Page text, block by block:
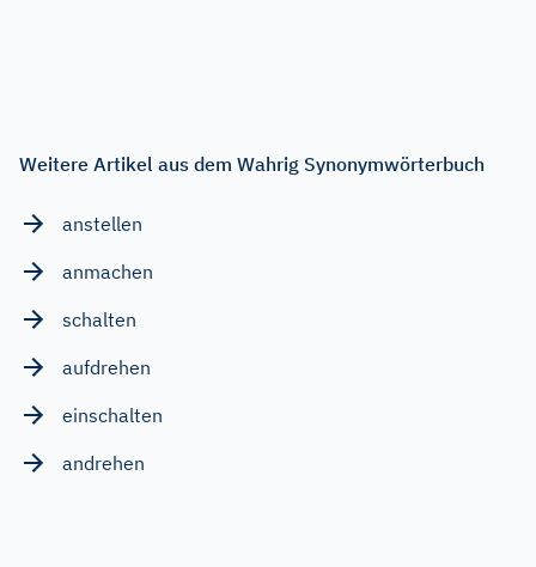
Weitere Artikel aus dem Wahrig Synonymwörterbuch
anstellen
anmachen
schalten
aufdrehen
einschalten
andrehen